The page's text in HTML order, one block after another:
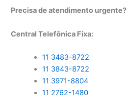
Precisa de atendimento urgente?
Central Telefônica Fixa:
11 3483-8722
11 3843-8722
11 3971-8804
11 2762-1480